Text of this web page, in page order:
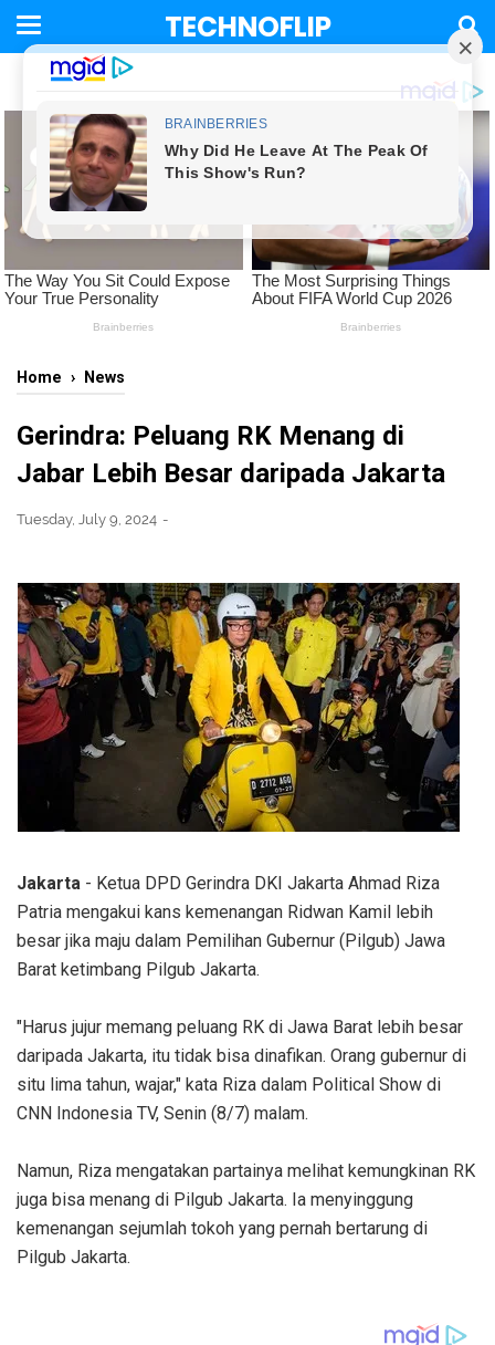
TECHNOFLIP
Home › News
Gerindra: Peluang RK Menang di
Jabar Lebih Besar daripada Jakarta
Tuesday, July 9, 2024
Jakarta - Ketua DPD Gerindra DKI Jakarta Ahmad Riza
Patria mengakui kans kemenangan Ridwan Kamil lebih
besar jika maju dalam Pemilihan Gubernur (Pilgub) Jawa
Barat ketimbang Pilgub Jakarta.
"Harus jujur memang peluang RK di Jawa Barat lebih besar
daripada Jakarta, itu tidak bisa dinafikan. Orang gubernur di
situ lima tahun, wajar," kata Riza dalam Political Show di
CNN Indonesia TV, Senin (8/7) malam.
Namun, Riza mengatakan partainya melihat kemungkinan RK
juga bisa menang di Pilgub Jakarta. Ia menyinggung
kemenangan sejumlah tokoh yang pernah bertarung di
Pilgub Jakarta.